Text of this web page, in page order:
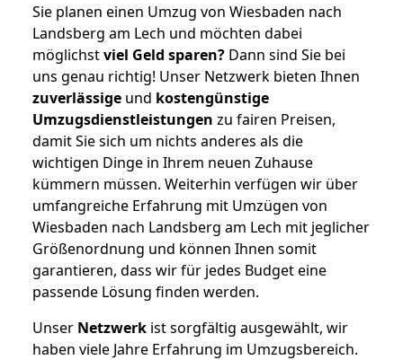
Sie planen einen Umzug von Wiesbaden nach
Landsberg am Lech und möchten dabei
möglichstviel Geld sparen? Dann sind Sie bei
uns genau richtig! Unser Netzwerk bieten Ihnen
zuverlässige und kostengünstige
Umzugsdienstleistungen zu fairen Preisen,
damit Sie sich um nichts anderes als die
wichtigen Dinge in Ihrem neuen Zuhause
kümmern müssen. Weiterhin verfügen wir über
umfangreiche Erfahrung mit Umzügen von
Wiesbaden nach Landsberg am Lech mit jeglicher
Größenordnung und können Ihnen somit
garantieren, dass wir für jedes Budget eine
passende Lösung finden werden.
Unser Netzwerk ist sorgfältig ausgewählt, wir
haben viele Jahre Erfahrung im Umzugsbereich.